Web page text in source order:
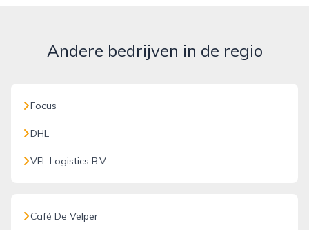
Andere bedrijven in de regio
Focus
DHL
VFL Logistics B.V.
Café De Velper